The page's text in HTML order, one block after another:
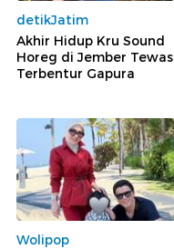
detikJatim
Akhir Hidup Kru Sound
Horeg di Jember Tewas
Terbentur Gapura
Wolipop